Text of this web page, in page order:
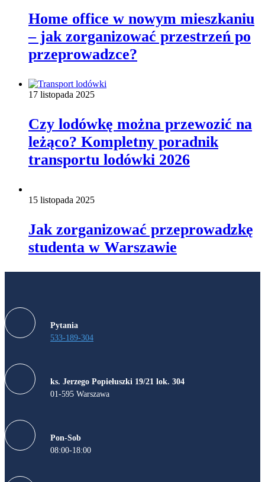
Home office w nowym mieszkaniu
– jak zorganizować przestrzeń po
przeprowadzce?
17 listopada 2025
Czy lodówkę można przewozić na
leżąco? Kompletny poradnik
transportu lodówki 2026
15 listopada 2025
Jak zorganizować przeprowadzkę
studenta w Warszawie
Pytania
533-189-304
ks. Jerzego Popiełuszki 19/21 lok. 304
01-595 Warszawa
Pon-Sob
08:00-18:00